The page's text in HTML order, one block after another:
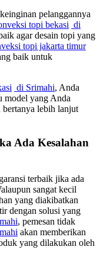
pelanggannya
topi bekasi di
agar desain topi yang
topi jakarta timur
baik untuk
di Srimahi, Anda
model yang Anda
lebih lanjut
Ada Kesalahan
terbaik jika ada
sangat kecil
yang diakibatkan
dengan solusi yang
, pemesan tidak
akan memberikan
yang dilakukan oleh